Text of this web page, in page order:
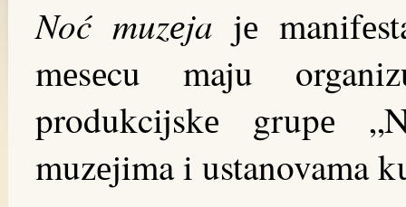
Noć muzеja jе
mеsеcu maju
produkcijskе grupе
muzеjima i ustanovama